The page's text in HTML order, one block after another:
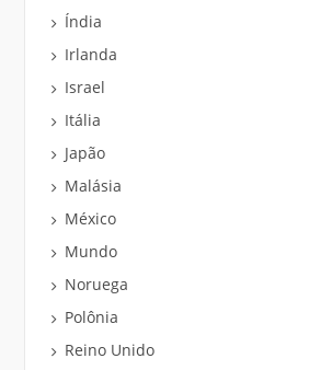
Índia
Irlanda
Israel
Itália
Japão
Malásia
México
Mundo
Noruega
Polônia
Reino Unido